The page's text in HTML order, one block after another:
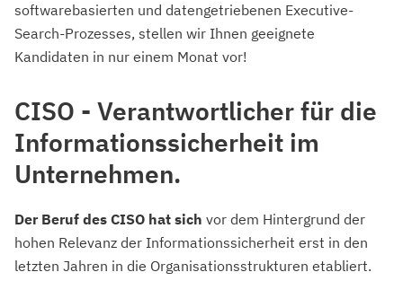
softwarebasierten und datengetriebenen Executive-
Search-Prozesses, stellen wir Ihnen geeignete
Kandidaten in nur einem Monat vor!
CISO - Verantwortlicher für die
Informationssicherheit im
Unternehmen.
Der Beruf des CISO hat sich vor dem Hintergrund der
hohen Relevanz der Informationssicherheit erst in den
letzten Jahren in die Organisationsstrukturen etabliert.